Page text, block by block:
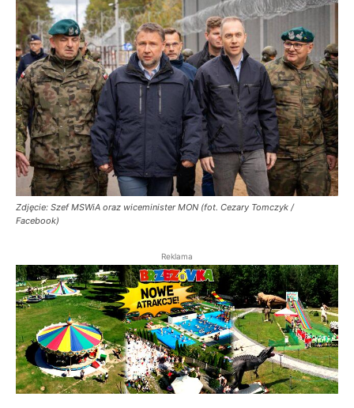
Zdjęcie: Szef MSWiA oraz wiceminister MON (fot. Cezary Tomczyk /
Facebook)
Reklama